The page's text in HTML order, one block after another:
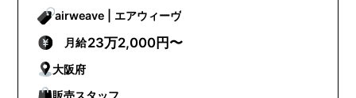
airweave | エアウィーヴ
月給23万2,000円〜
大阪府
販売スタッフ